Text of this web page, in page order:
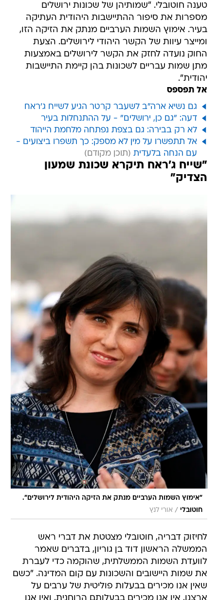
טענה חוטובלי. "שמותיהן של שכונות ירושלים
מספרות את סיפור ההתיישבות היהודית העתיקה
בעיר. אימוץ השמות הערביים מנתק את הזיקה הזו,
ומייצר עיוות של הקשר היהודי לירושלים. הצעת
החוק נועדה לחזק את הקשר לירושלים באמצעות
מתן שמות עבריים לשכונות בהן קיימת התיישבות
יהודית".
אל תפספס
גם נשיא ארה"ב לשעבר קרטר הגיע לשייח ג'ראח
דעה: "גם כן, ירושלים" - על ההתנחלות בעיר
לא רק בבירה: גם בצפת נפתחה מלחמת הייהוד
אל תתפשרו על מין לא מספק: כך תשפרו ביצועים -
עם הנחה בלעדית
"שייח ג'ראח תיקרא שכונת שמעון
הצדיק"
"אימוץ השמות הערביים מנתק את הזיקה היהודית לירושלים".
חוטובלי / אורי לנץ
לחיזוק דבריה, חוטובלי מצטטת את דברי ראש
הממשלה הראשון דוד בן גוריון, בדברים שאמר
לוועדת השמות הממשלתית, שהוקמה כדי לעברת
את שמות היישובים והשכונות עם קום המדינה. "כשם
שאין אנו מכירים בבעלות פוליטית של ערבים על